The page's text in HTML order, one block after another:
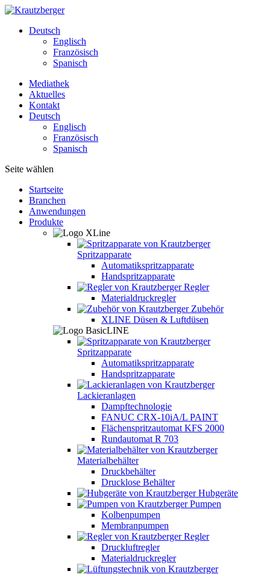
Deutsch
Englisch
Französisch
Spanisch
Mediathek
Aktuelles
Kontakt
Deutsch
Englisch
Französisch
Spanisch
Seite wählen
Startseite
Branchen
Anwendungen
Produkte
Spritzapparate
Automatikspritzapparate
Handspritzapparate
Regler
Materialdruckregler
Zubehör
XLINE Düsen & Luftdüsen
Spritzapparate
Automatikspritzapparate
Handspritzapparate
Lackieranlagen
Dampftechnologie
FANUC CRX-10iA/L PAINT
Flächenspritzautomat KFS 2000
Rundautomat R 703
Materialbehälter
Druckbehälter
Drucklose Behälter
Hubgeräte
Pumpen
Kolbenpumpen
Membranpumpen
Regler
Druckluftregler
Materialdruckregler